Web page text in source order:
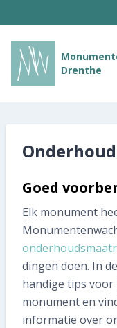
Drenthe
Goed
Elk monument
dingen doen. In
handige tips
monument en
informatie over
MENU
Wat we
Hoe
Nieuws
Contact
0591